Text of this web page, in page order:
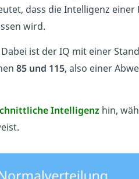
dass die Intelligenz
wird.
Dabei ist der IQ mit einer
85 und 115, also einer
Intelligenz hin,